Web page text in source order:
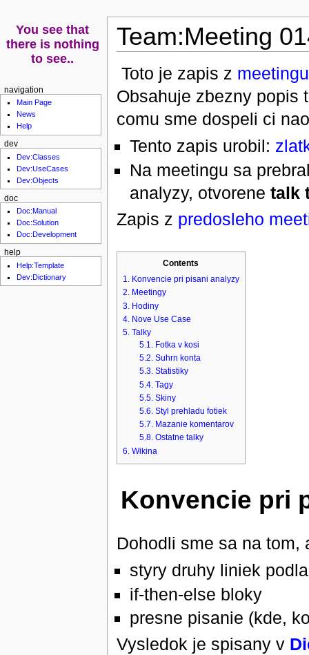
Team:Meeting
Toto je zapis z meetingu
Obsahuje zbezny popis
comu sme dospeli ci
Tento zapis urobil:
Na meetingu sa
analyzy, otvorene talk
Zapis z predosleho
Contents
1
Konvencie pri pisani analyzy
2
Meetingy
3 Hodiny
4 Nove Use Case
5 Talky
5.1
Fotka v kosi
5.2 Suhrn konta
5.3 Statistiky
5.4 Tagy
5.5 Skiny
5.6 Styl prehladu fotiek
5.7
Mazanie komentarov
5.8 Ostatne talky
6 Wikina
Konvencie pri
Dohodli sme sa na tom,
styry druhy liniek
if-then-else bloky
presne pisanie (kde,
Vysledok je spisany v
navigation
Main Page
News
Help
dev
Dev:Classes
Dev:UseCases
Dev:Objects
doc
Doc:Manual
Doc:Solution
Doc:Development
help
Help:Template
Dev:Dictionary